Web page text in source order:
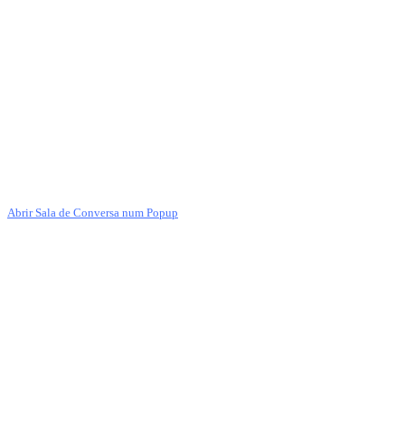
Abrir Sala de Conversa num Popup